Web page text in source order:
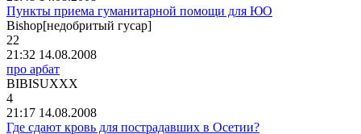
Пункты приема гуманитарной помощи для ЮО
Bishop[недобритый гусар]
22
21:32 14.08.2008
про арбат
BIBISUXXX
4
21:17 14.08.2008
Где сдают кровь для пострадавших в Осетии?